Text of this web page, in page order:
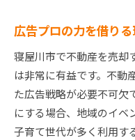
広告プロの力を借り
寝屋川市で不動産を売却
は非常に有益です。不動
た広告戦略が必要不可欠
にする場合、地域のイベ
子育て世代が多く利用す